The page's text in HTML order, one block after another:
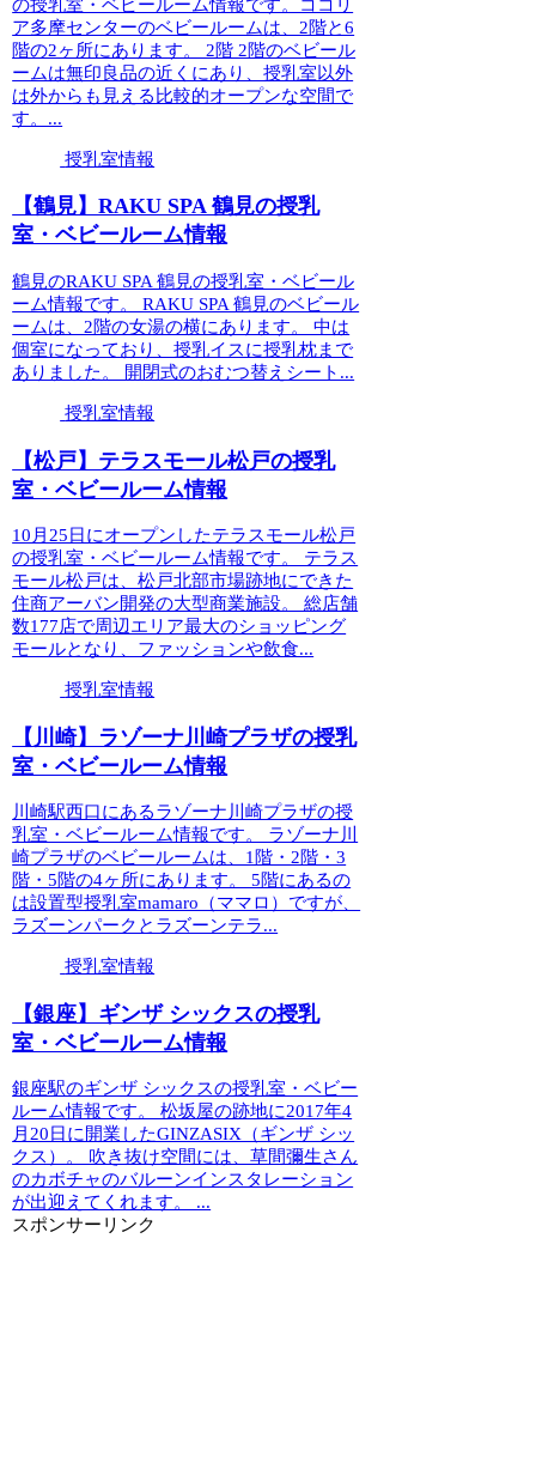
の授乳室・ベビールーム情報です。ココリ
ア多摩センターのベビールームは、2階と6
階の2ヶ所にあります。 2階 2階のベビール
ームは無印良品の近くにあり、授乳室以外
は外からも見える比較的オープンな空間で
す。...
授乳室情報
【鶴見】RAKU SPA 鶴見の授乳
室・ベビールーム情報
鶴見のRAKU SPA 鶴見の授乳室・ベビール
ーム情報です。 RAKU SPA 鶴見のベビール
ームは、2階の女湯の横にあります。 中は
個室になっており、授乳イスに授乳枕まで
ありました。 開閉式のおむつ替えシート...
授乳室情報
【松戸】テラスモール松戸の授乳
室・ベビールーム情報
10月25日にオープンしたテラスモール松戸
の授乳室・ベビールーム情報です。 テラス
モール松戸は、松戸北部市場跡地にできた
住商アーバン開発の大型商業施設。 総店舗
数177店で周辺エリア最大のショッピング
モールとなり、ファッションや飲食...
授乳室情報
【川崎】ラゾーナ川崎プラザの授乳
室・ベビールーム情報
川崎駅西口にあるラゾーナ川崎プラザの授
乳室・ベビールーム情報です。 ラゾーナ川
崎プラザのベビールームは、1階・2階・3
階・5階の4ヶ所にあります。 5階にあるの
は設置型授乳室mamaro（ママロ）ですが、
ラズーンパークとラズーンテラ...
授乳室情報
【銀座】ギンザ シックスの授乳
室・ベビールーム情報
銀座駅のギンザ シックスの授乳室・ベビー
ルーム情報です。 松坂屋の跡地に2017年4
月20日に開業したGINZASIX（ギンザ シッ
クス）。 吹き抜け空間には、草間彌生さん
のカボチャのバルーンインスタレーション
が出迎えてくれます。 ...
スポンサーリンク